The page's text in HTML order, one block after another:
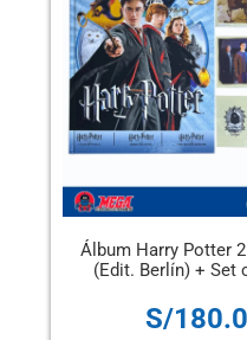
Álbum Harry Potter
(Edit. Berlín) + Set
S/